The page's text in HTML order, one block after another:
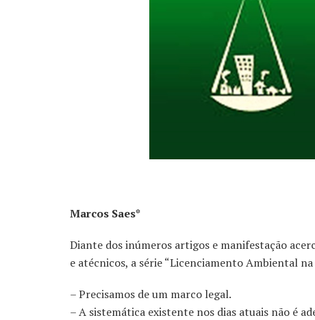
Marcos Saes*
Diante dos inúmeros artigos e manifestação
e atécnicos, a série “Licenciamento Ambiental
– Precisamos de um marco legal.
– A sistemática existente nos dias atuais não é